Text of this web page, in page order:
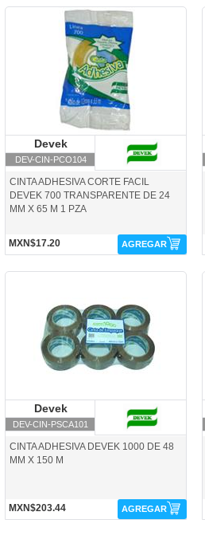
DEV-CIN-PCO104-Devek
Devek
DEV-CIN-PCO104
CINTA ADHESIVA CORTE FACIL
DEVEK 700 TRANSPARENTE DE 24
MM X 65 M 1 PZA
MXN$17.20 AGREGAR
Devek
DEV-CIN-PSCA101
CINTA ADHESIVA DEVEK 1000 DE 48
MM X 150 M
MXN$203.44 AGREGAR